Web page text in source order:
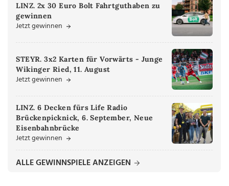
LINZ. 2x 30 Euro Bolt Fahrtguthaben zu
gewinnen
Jetzt gewinnen
STEYR. 3x2 Karten für Vorwärts - Junge
Wikinger Ried, 11. August
Jetzt gewinnen
LINZ. 6 Decken fürs Life Radio
Brückenpicknick, 6. September, Neue
Eisenbahnbrücke
Jetzt gewinnen
ALLE GEWINNSPIELE ANZEIGEN